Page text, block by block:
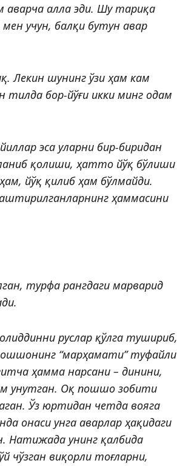
аварча алла эди. Шу тариқа
учун, балқи бутун авар
Лекин шунинг ўзи ҳам кам
тилда бор-йўғи икки минг одам
эса уларни бир-биридан
қолиши, ҳатто йўқ бўлиши
йўқ қилиб ҳам бўлмайди.
ҳаммасини
турфа рангдаги марварид
руслар қўлга тушириб,
“марҳамати” туфайли
ҳамма нарсани – динини,
унутган. Оқ пошшо зобити
Ўз юртидан четда воя­­га
онаси унга аварлар ҳақидаги
Натижада унинг қалбида
чўзган виқорли тоғларни,